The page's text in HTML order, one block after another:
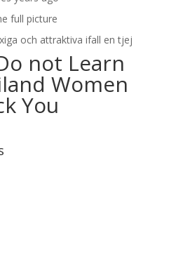
full picture
och attraktiva ifall en tjej
not Learn
Women
You